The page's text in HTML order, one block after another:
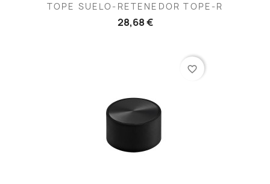
TOPE SUELO-RETENEDOR TOPE-R
28,68 €
favorite_border